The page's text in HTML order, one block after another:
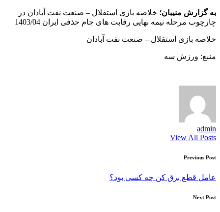
به گزارش منیبان؛ خلاصه بازی استقلال – صنعت نفت آبادان در
چارچوب مرحله نیمه نهایی رقابت های جام حذفی ایران 1403/04
خلاصه بازی استقلال – صنعت نفت آبادان
منبع: ورزش سه
admin
View All Posts
Post
navigation
Previous Post
عامل قطع برق کن چه کسی بود؟
Next Post